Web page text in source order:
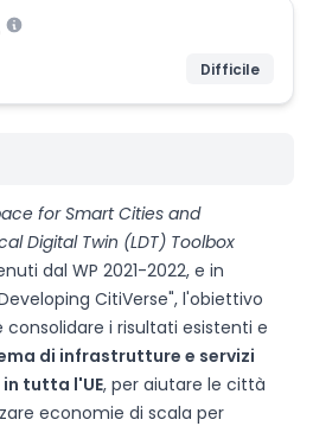
Difficile
for Smart Cities and
Digital Twin (LDT) Toolbox
dal WP 2021-2022, e in
CitiVerse", l'obiettivo
i risultati esistenti e
di infrastrutture e servizi
tutta l'UE, per aiutare le città
economie di scala per